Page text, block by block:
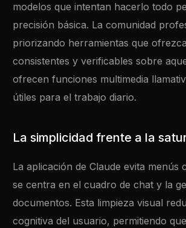
modelos que intentan hacerlo todo
precisión básica. La comunidad
priorizando herramientas que
consistentes y verificables sobre
ofrecen funciones multimedia
útiles para el trabajo diario.
La simplicidad frente a la
La aplicación de Claude evita menús
se centra en el cuadro de chat y la
documentos. Esta limpieza visual
cognitiva del usuario, permitiendo